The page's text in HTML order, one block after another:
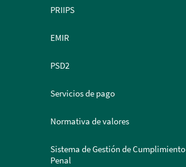
PRIIPS
EMIR
PSD2
Servicios de pago
Normativa de valores
Sistema de Gestión de Cumplimiento
Penal